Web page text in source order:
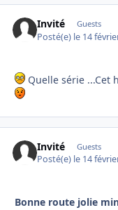
Invité Guests
Posté(e) le 14
Quelle série ...Cet
Invité Guests
Posté(e) le 14
Bonne route jolie